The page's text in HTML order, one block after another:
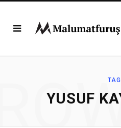
TAG
YUSUF